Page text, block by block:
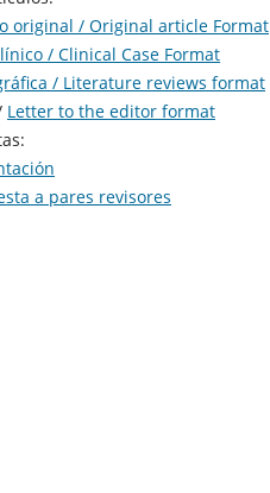
original / Original article Format
/ Clinical Case Format
/ Literature reviews format
Letter to the editor format
a pares revisores